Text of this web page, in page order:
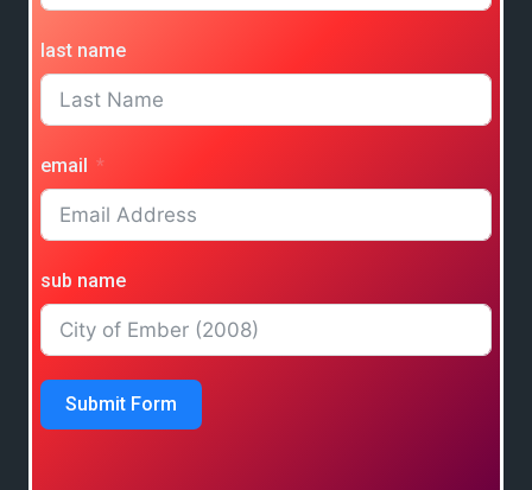
last name
email
sub name
Submit Form